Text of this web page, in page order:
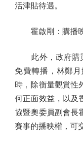
活津貼待遇。
霍啟剛：購播映
此外，政府購買
免費轉播，林鄭
時，除衡量觀賞性
何正面效益，以及
協暨奧委員副會長
賽事的播映權，可